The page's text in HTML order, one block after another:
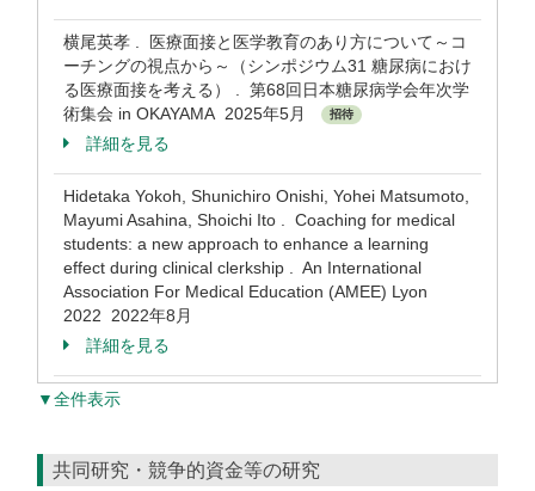
横尾英孝 . 医療面接と医学教育のあり方について～コ
ーチングの視点から～（シンポジウム31 糖尿病におけ
る医療面接を考える） . 第68回日本糖尿病学会年次学
術集会 in OKAYAMA 2025年5月
招待
詳細を見る
Hidetaka Yokoh, Shunichiro Onishi, Yohei Matsumoto,
Mayumi Asahina, Shoichi Ito . Coaching for medical
students: a new approach to enhance a learning
effect during clinical clerkship . An International
Association For Medical Education (AMEE) Lyon
2022 2022年8月
詳細を見る
▼全件表示
共同研究・競争的資金等の研究